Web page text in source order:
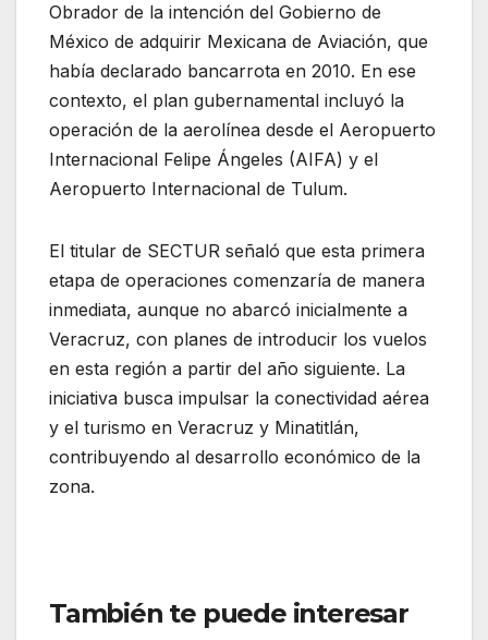
Obrador de la intención del Gobierno de
México de adquirir Mexicana de Aviación, que
había declarado bancarrota en 2010. En ese
contexto, el plan gubernamental incluyó la
operación de la aerolínea desde el Aeropuerto
Internacional Felipe Ángeles (AIFA) y el
Aeropuerto Internacional de Tulum.
El titular de SECTUR señaló que esta primera
etapa de operaciones comenzaría de manera
inmediata, aunque no abarcó inicialmente a
Veracruz, con planes de introducir los vuelos
en esta región a partir del año siguiente. La
iniciativa busca impulsar la conectividad aérea
y el turismo en Veracruz y Minatitlán,
contribuyendo al desarrollo económico de la
zona.
También te puede interesar